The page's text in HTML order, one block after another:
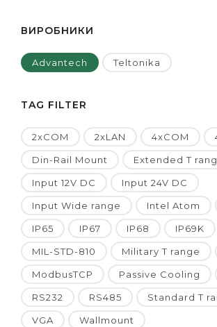
ВИРОБНИКИ
Advantech Teltonika
TAG FILTER
2xCOM 2xLAN 4xCOM
Din-Rail Mount Extended T
Input 12V DC Input 24V DC
Input Wide range Intel Atom
IP65 IP67 IP68 IP69K
MIL-STD-810 Military T range
ModbusTCP Passive Cooling
RS232 RS485 Standard T
VGA Wallmount